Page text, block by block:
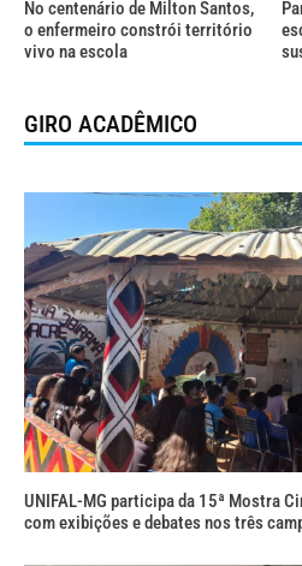
No centenário de Milton Santos,
o enfermeiro constrói território
vivo na escola
GIRO ACADÊMICO
UNIFAL-MG participa da 15ª Mostra
com exibições e debates nos três